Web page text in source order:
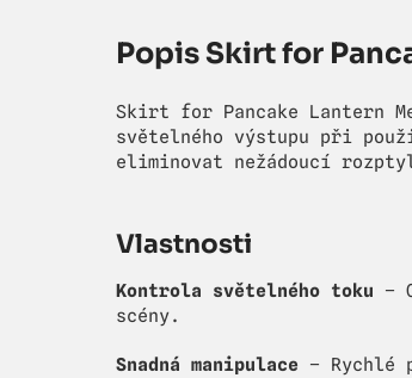
Popis Skirt for
Skirt for Pancake Lantern
světelného výstupu při
eliminovat nežádoucí
Vlastnosti
Kontrola světelného toku –
scény.
Snadná manipulace – Rychlé